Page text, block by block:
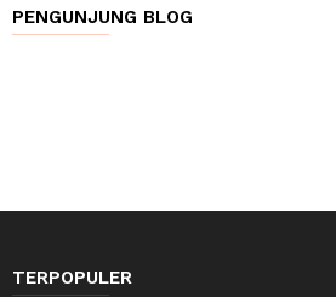
PENGUNJUNG BLOG
TERPOPULER